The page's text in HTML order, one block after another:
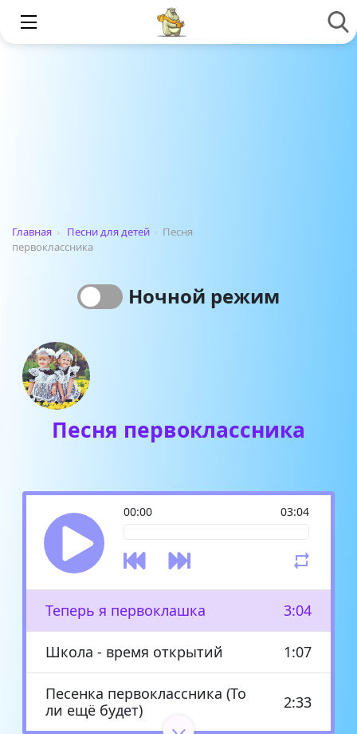
Главная › Песни для детей › Песня
первоклассника
Ночной режим
Песня первоклассника
00:00 03:04
Теперь я первоклашка 3:04
Школа - время открытий 1:07
Песенка первоклассника (То
ли ещё будет)
2:33